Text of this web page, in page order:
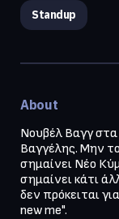
Standup
About
Νουβέλ Βαγγ στα
Βαγγέλης. Μην
σημαίνει Νέο
σημαίνει κάτι
δεν πρόκειται
new me".